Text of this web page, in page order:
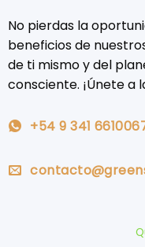
No pierdas la
beneficios de
de ti mismo y del
consciente. ¡Únete a
+54 9 341